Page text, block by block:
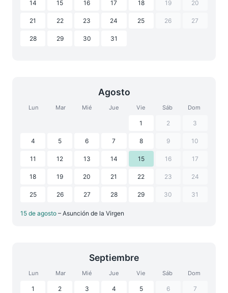
14 15 16 17 18 19 20
21 22 23 24 25 26 27
28 29 30 31
Agosto
Lun Mar Mié Jue Vie Sáb Dom
1 2 3
4 5 6 7 8 9 10
11 12 13 14 15 16 17
18 19 20 21 22 23 24
25 26 27 28 29 30 31
15 de agosto – Asunción de la Virgen
Septiembre
Lun Mar Mié Jue Vie Sáb Dom
1 2 3 4 5 6 7